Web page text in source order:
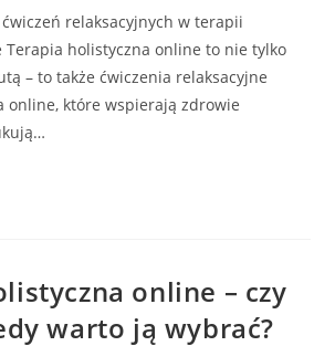
relaksacyjnych w terapii
holistyczna online to nie tylko
– to także ćwiczenia relaksacyjne
online, które wspierają zdrowie
online – czy
warto ją wybrać?